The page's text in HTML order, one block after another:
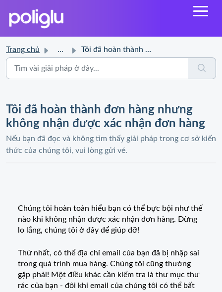
Trang chủ ... Tôi đã hoàn thành đơn hàng nhưng không nhận được xác nhận...
Tôi đã hoàn thành đơn hàng nhưng
không nhận được xác nhận đơn hàng
Nếu bạn đã đọc và không tìm thấy giải pháp trong cơ sở kiến
thức của chúng tôi, vui lòng gửi vé.
Chúng tôi hoàn toàn hiểu bạn có thể bực bội như thế
nào khi không nhận được xác nhận đơn hàng. Đừng
lo lắng, chúng tôi ở đây để giúp đỡ!
Thứ nhất, có thể địa chỉ email của bạn đã bị nhập sai
trong quá trình mua hàng. Chúng tôi cũng thường
gặp phải! Một điều khác cần kiểm tra là thư mục thư
rác của bạn - đôi khi email của chúng tôi có thể bất